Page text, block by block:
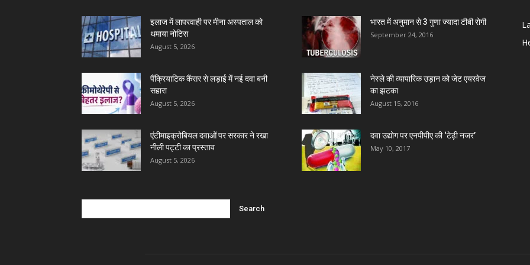
इलाज में लापरवाही पर मीना अस्पताल को
थमाया नोटिस
August 5, 2026
पैंक्रियाटिक कैंसर से लड़ाई में नई दवा बनी
सहारा
August 5, 2026
एंटीमाइक्रोबियल दवाओं पर सरकार ने रखा
नीली पट्टी का प्रस्ताव
August 5, 2026
भारत में अनुमान से 3 गुणा ज्यादा टीबी रोगी
September 24, 2016
नेस्ले की व्यापारिक उड़ान को जेट एयरवेज
का झटका
August 15, 2016
दवा उद्योग पर एनपीपीए की ‘टेढ़ी नजर’
May 10, 2017